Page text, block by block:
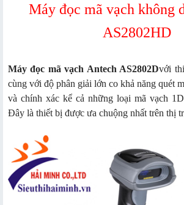
Máy đọc mã vạch không
AS2802HD
Máy đọc mã vạch Antech AS2802Dvới
cùng với độ phân giải lớn co khả năng quét
và chính xác kể cả những loại mã vạch
Đây là thiết bị được ưa chuộng nhất trên thị